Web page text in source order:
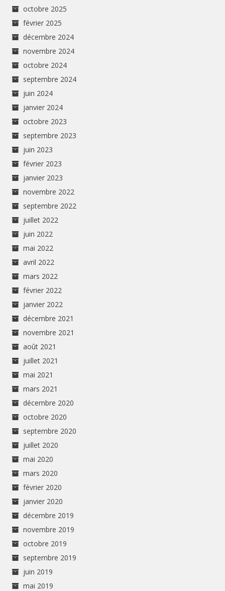
octobre 2025
février 2025
décembre 2024
novembre 2024
octobre 2024
septembre 2024
juin 2024
janvier 2024
octobre 2023
septembre 2023
juin 2023
février 2023
janvier 2023
novembre 2022
septembre 2022
juillet 2022
juin 2022
mai 2022
avril 2022
mars 2022
février 2022
janvier 2022
décembre 2021
novembre 2021
août 2021
juillet 2021
mai 2021
mars 2021
décembre 2020
octobre 2020
septembre 2020
juillet 2020
mai 2020
mars 2020
février 2020
janvier 2020
décembre 2019
novembre 2019
octobre 2019
septembre 2019
juin 2019
mai 2019